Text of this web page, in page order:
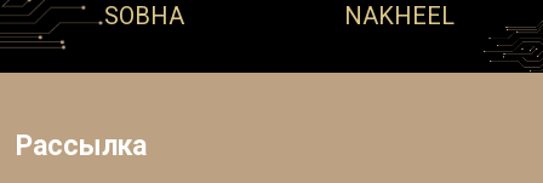
SOBHA NAKHEEL
Рассылка